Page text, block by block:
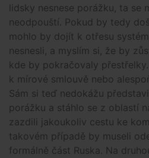
lidsky nesnese porážku, ta se
neodpouští. Pokud by tedy
mohlo by dojít k otřesu
nesnesli, a myslím si, že by
kde by pokračovaly
k mírové smlouvě nebo
Sám si teď nedokážu
porážku a stáhlo se z oblastí
zazdili jakoukoliv cestu ke
takovém případě by museli
formálně část Ruska. Na